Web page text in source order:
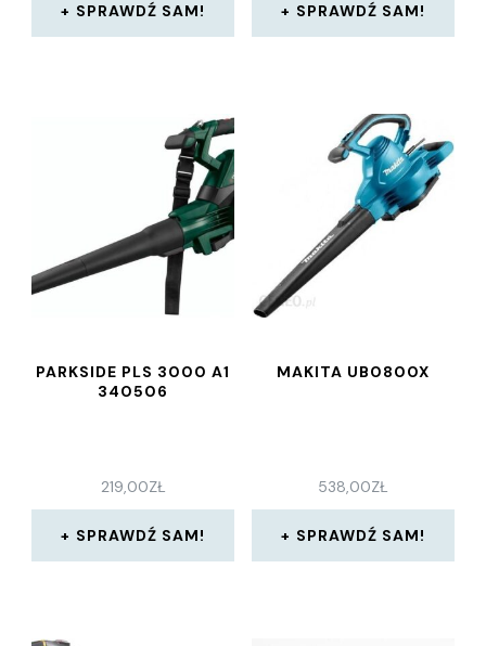
SPRAWDŹ SAM! SPRAWDŹ SAM!
PARKSIDE PLS 3000 A1
340506
219,00ZŁ
SPRAWDŹ SAM!
MAKITA UB0800X
538,00ZŁ
SPRAWDŹ SAM!